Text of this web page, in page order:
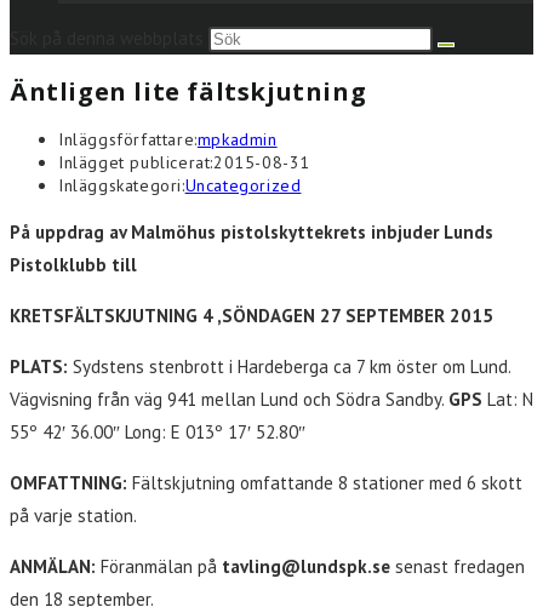
Äntligen lite fältskjutning
Inläggsförfattare:mpkadmin
Inlägget publicerat:2015-08-31
Inläggskategori:Uncategorized
På uppdrag av Malmöhus pistolskyttekrets inbjuder Lunds
Pistolklubb till
KRETSFÄLTSKJUTNING 4 ,SÖNDAGEN 27 SEPTEMBER 2015
PLATS: Sydstens stenbrott i Hardeberga ca 7 km öster om Lund.
Vägvisning från väg 941 mellan Lund och Södra Sandby. GPS Lat: N
55º 42′ 36.00″ Long: E 013º 17′ 52.80″
OMFATTNING: Fältskjutning omfattande 8 stationer med 6 skott
på varje station.
ANMÄLAN: Föranmälan på tavling@lundspk.se senast fredagen
den 18 september.